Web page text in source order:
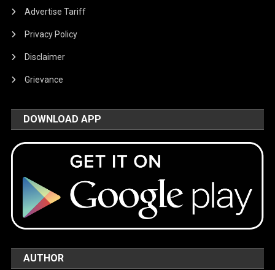
Advertise Tariff
Privacy Policy
Disclaimer
Grievance
DOWNLOAD APP
AUTHOR